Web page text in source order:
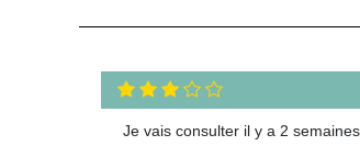
Je vais consulter il y a 2